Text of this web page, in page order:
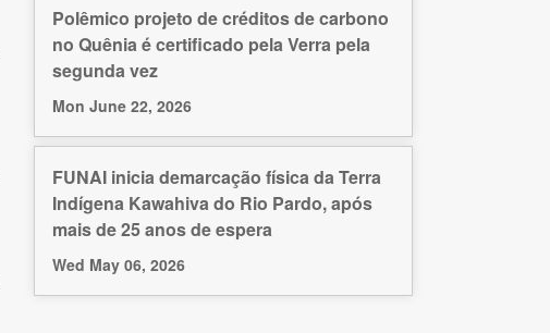
Polêmico projeto de créditos de carbono
no Quênia é certificado pela Verra pela
segunda vez
Mon June 22, 2026
FUNAI inicia demarcação física da Terra
Indígena Kawahiva do Rio Pardo, após
mais de 25 anos de espera
Wed May 06, 2026